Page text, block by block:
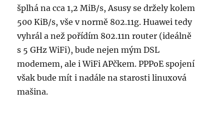
šplhá na cca 1,2 MiB/s, Asusy se držely kolem
500 KiB/s, vše v normě 802.11g. Huawei tedy
vyhrál a než pořídím 802.11n router (ideálně
s 5 GHz WiFi), bude nejen mým DSL
modemem, ale i WiFi APčkem. PPPoE spojení
však bude mít i nadále na starosti linuxová
mašina.